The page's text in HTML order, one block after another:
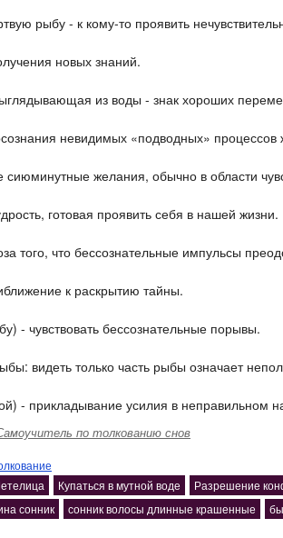
рыбу - к кому-то проявить
новых знаний.
из воды - знак хороших
невидимых «подводных» процессов
сиюминутные желания, обычно в области
готовая проявить себя в нашей жизни.
того, что бессознательные импульсы
к раскрытию тайны.
- чувствовать бессознательные порывы.
видеть только часть рыбы означает
- прикладывание усилия в неправильном
по толкованию снов
Купаться в мутной воде
Разрешение
сонник
сонник волосы длинные крашенные